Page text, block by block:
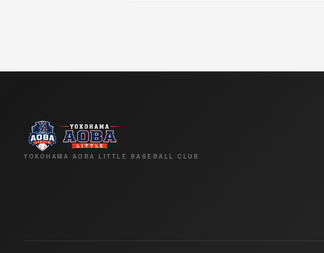
YOKOHAMA AOBA LITTLE BASEBALL CLUB